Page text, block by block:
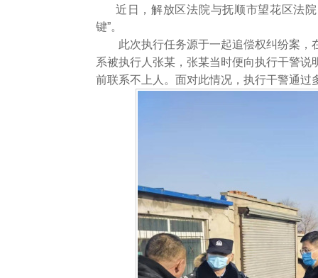
近日，解放区法院与抚顺市望花区法
键”。
此次执行任务源于一起追偿权纠纷案
系被执行人张某，张某当时便向执行干警
前联系不上人。面对此情况，执行干警通